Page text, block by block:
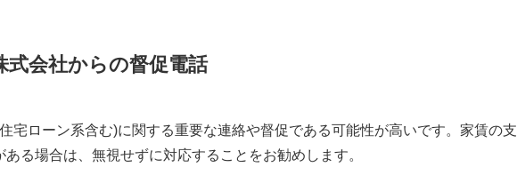
式会社からの督促電話
宅ローン系含む)に関する重要な連絡や督促である可能性が高いです。家賃の支
る場合は、無視せずに対応することをお勧めします。